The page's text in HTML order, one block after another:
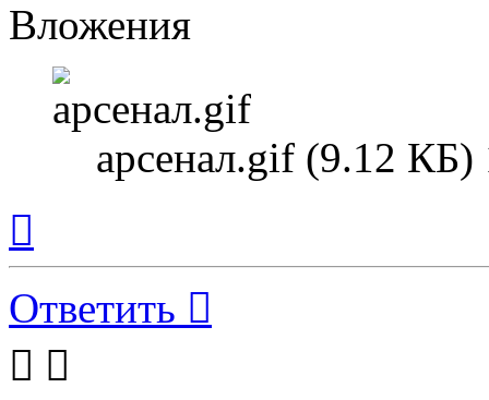
Вложения
арсенал.gif (9.12 КБ)
началу
Ответить